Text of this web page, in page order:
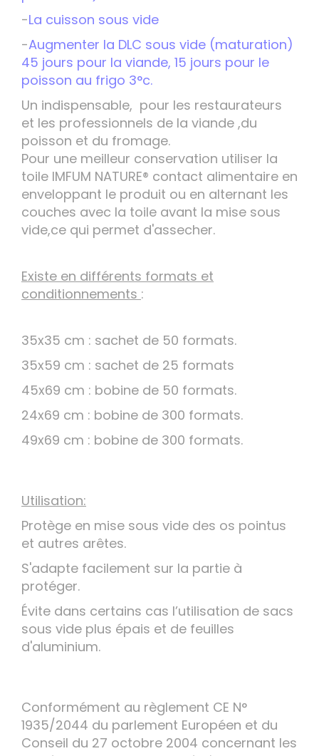
-La cuisson sous vide
-Augmenter la DLC sous vide (maturation)
45 jours pour la viande, 15 jours pour le
poisson au frigo 3°c.
Un indispensable, pour les restaurateurs
et les professionnels de la viande ,du
poisson et du fromage.
Pour une meilleur conservation utiliser la
toile IMFUM NATURE® contact alimentaire en
enveloppant le produit ou en alternant les
couches avec la toile avant la mise sous
vide,ce qui permet d'assecher.
Existe en différents formats et
conditionnements :
35x35 cm : sachet de 50 formats.
35x59 cm : sachet de 25 formats
45x69 cm : bobine de 50 formats.
24x69 cm : bobine de 300 formats.
49x69 cm : bobine de 300 formats.
Utilisation:
Protège en mise sous vide des os pointus
et autres arêtes.
S'adapte facilement sur la partie à
protéger.
Évite dans certains cas l’utilisation de sacs
sous vide plus épais et de feuilles
d'aluminium.
Conformément au règlement CE N°
1935/2044 du parlement Européen et du
Conseil du 27 octobre 2004 concernant les